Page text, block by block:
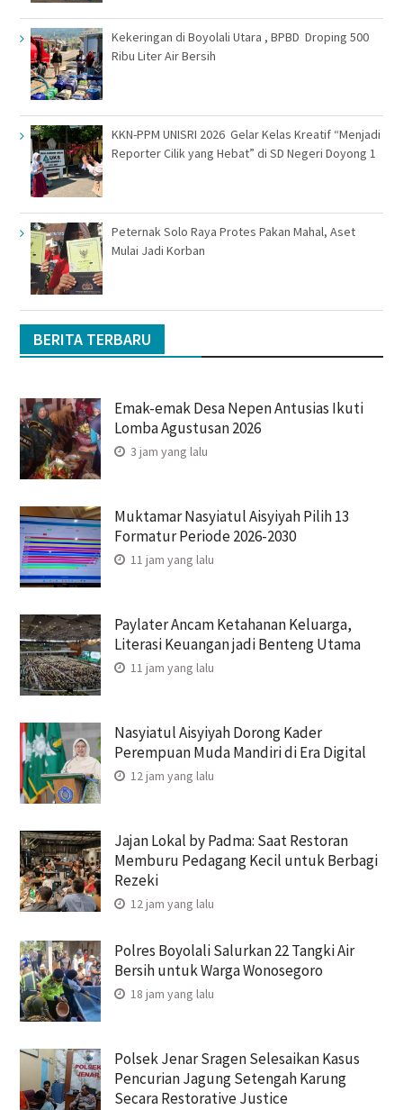
Kekeringan di Boyolali Utara , BPBD Droping 500
Ribu Liter Air Bersih
KKN-PPM UNISRI 2026 Gelar Kelas Kreatif “Menjadi
Reporter Cilik yang Hebat” di SD Negeri Doyong 1
Peternak Solo Raya Protes Pakan Mahal, Aset
Mulai Jadi Korban
BERITA TERBARU
Emak-emak Desa Nepen Antusias Ikuti
Lomba Agustusan 2026
3 jam yang lalu
Muktamar Nasyiatul Aisyiyah Pilih 13
Formatur Periode 2026-2030
11 jam yang lalu
Paylater Ancam Ketahanan Keluarga,
Literasi Keuangan jadi Benteng Utama
11 jam yang lalu
Nasyiatul Aisyiyah Dorong Kader
Perempuan Muda Mandiri di Era Digital
12 jam yang lalu
Jajan Lokal by Padma: Saat Restoran
Memburu Pedagang Kecil untuk Berbagi
Rezeki
12 jam yang lalu
Polres Boyolali Salurkan 22 Tangki Air
Bersih untuk Warga Wonosegoro
18 jam yang lalu
Polsek Jenar Sragen Selesaikan Kasus
Pencurian Jagung Setengah Karung
Secara Restorative Justice